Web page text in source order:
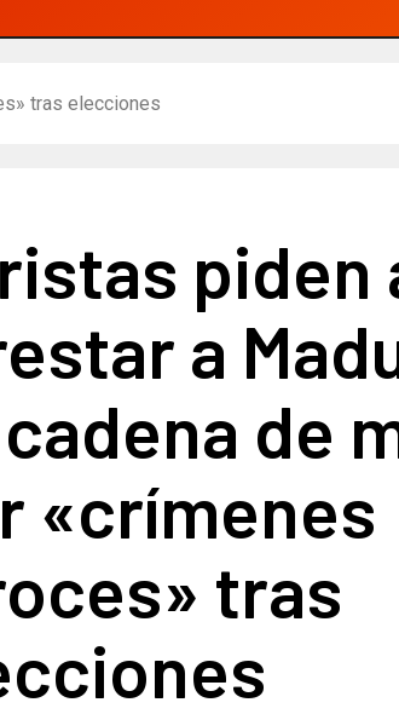
tras elecciones
piden
a
de
«crímenes
tras